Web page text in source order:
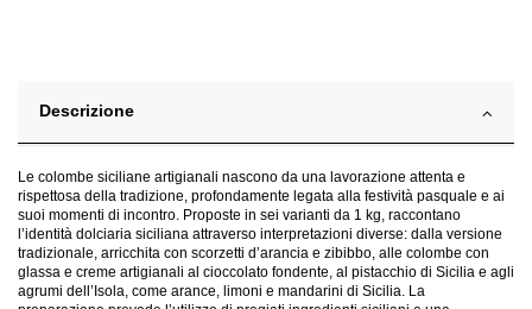
Descrizione
Le colombe siciliane artigianali nascono da una lavorazione attenta e
rispettosa della tradizione, profondamente legata alla festività pasquale e ai
suoi momenti di incontro. Proposte in sei varianti da 1 kg, raccontano
l’identità dolciaria siciliana attraverso interpretazioni diverse: dalla versione
tradizionale, arricchita con scorzetti d’arancia e zibibbo, alle colombe con
glassa e creme artigianali al cioccolato fondente, al pistacchio di Sicilia e agli
agrumi dell’Isola, come arance, limoni e mandarini di Sicilia. La